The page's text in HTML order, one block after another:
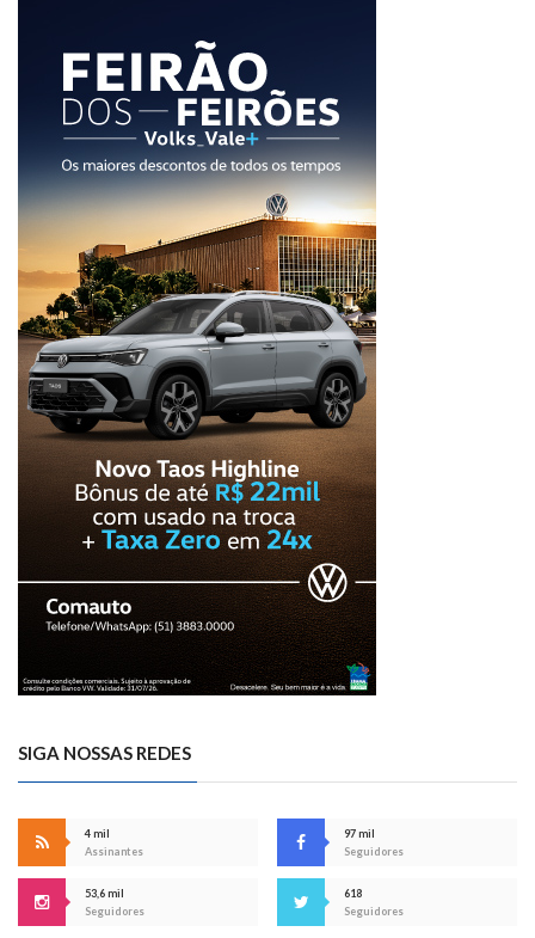
SIGA NOSSAS REDES
4 mil
Assinantes
97 mil
Seguidores
53,6 mil
Seguidores
618
Seguidores